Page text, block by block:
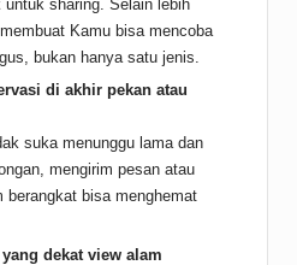
sharing. Selain lebih
Kamu bisa mencoba
bukan hanya satu jenis.
di akhir pekan atau
suka menunggu lama dan
mengirim pesan atau
berangkat bisa menghemat
dekat view alam